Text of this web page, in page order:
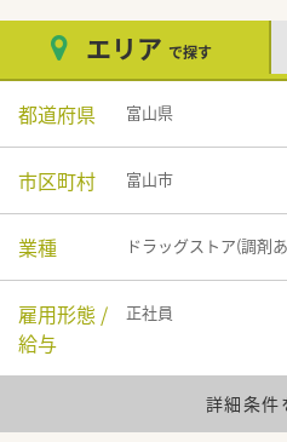
エリア で探す
都道府県 富山県
市区町村 富山市
業種 ドラッグストア(調剤
雇用形態 /
給与
正社員
詳細条件